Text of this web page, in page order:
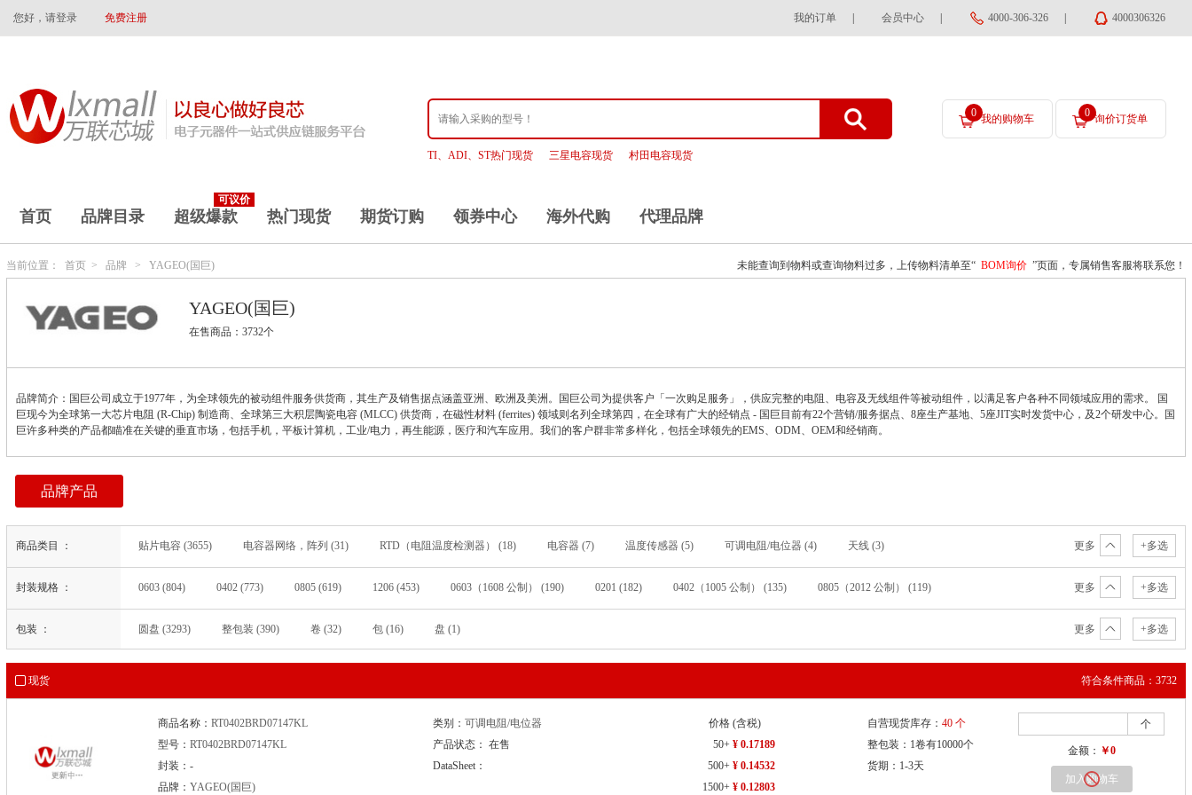
您好，请登录 免费注册 我的订单 会员中心 4000-306-326 4000306326
TI、ADI、ST热门现货 三星电容现货 村田电容现货
0 我的购物车 0 询价订货单
首页 品牌目录
可议价
超级爆款 热门现货 期货订购 领券中心 海外代购 代理品牌
当前位置： 首页 > 品牌 > YAGEO(国巨) 未能查询到物料或查询物料过多，上传物料清单至“ BOM询价 ”页面，专属销售客服将联系您！
YAGEO(国巨)
在售商品：3732个
品牌简介：国巨公司成立于1977年，为全球领先的被动组件服务供货商，其生产及销售据点涵盖亚洲、欧洲及美洲。国巨公司为提供客户「一次购足服务」，供应完整的电阻、电容及无线组件等被动组件，以满足客户各种不同领域应用的需求。 国
巨现今为全球第一大芯片电阻 (R-Chip) 制造商、全球第三大积层陶瓷电容 (MLCC) 供货商，在磁性材料 (ferrites) 领域则名列全球第四，在全球有广大的经销点 - 国巨目前有22个营销/服务据点、8座生产基地、5座JIT实时发货中心，及2个研发中心。国
巨许多种类的产品都瞄准在关键的垂直市场，包括手机，平板计算机，工业/电力，再生能源，医疗和汽车应用。我们的客户群非常多样化，包括全球领先的EMS、ODM、OEM和经销商。
品牌产品
商品类目 ： 贴片电容 (3655) 电容器网络，阵列 (31) RTD（电阻温度检测器） (18) 电容器 (7) 温度传感器 (5) 可调电阻/电位器 (4)
天线 (3)
瞬态抑制二极管(TVS) (3)
插头和插座连接器 (3) RF滤波器 (2) 气体放电管(GDT) (1)
更多 +多选
封装规格 ： 0603 (804) 0402 (773) 0805 (619) 1206 (453) 0603（1608 公制） (190) 0201 (182) 0402（1005 公制） (135)
0805（2012 公制） (119)
1206（3216 公制） (85)
1210 (84) 未知 (53) 0201（0603 公制） (38) 1812 (36) - (34) 1210（3225 公制） (20) 0612 (16) 1808 (12)
SIP-2 (12)
SMD (11)
1812（4532 公制） (8) 插件 (7) 0508 (6)
(1)
01005（0402 公制） (1) 0508（1220 公制） (1) 0603(1608 公制) (1) 0603*4 (1) 0612（1632 公制） (1) 2012 (1) 2512 (1) 402 (1)
8010 (1)
更多 +多选
包装 ： 圆盘 (3293) 整包装 (390) 卷 (32) 包 (16) 盘 (1) 更多 +多选
现货 符合条件商品：3732
商品名称： RT0402BRD07147KL
型号： RT0402BRD07147KL
封装：-
品牌： YAGEO(国巨)
类别： 可调电阻/电位器
产品状态： 在售
DataSheet：
价格 (含税)
50+ ¥ 0.17189
500+ ¥ 0.14532
1500+ ¥ 0.12803
自营现货库存： 40 个
整包装：1卷有10000个
货期：1-3天
个
金额： ￥0
加入购物车